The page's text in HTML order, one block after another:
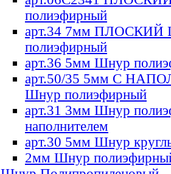
полиэфирный
арт.34 7мм ПЛОСКИЙ
полиэфирный
арт.36 5мм Шнур
арт.50/35 5мм С
Шнур полиэфирный
арт.31 3мм Шнур
наполнителем
арт.30 5мм Шнур
2мм Шнур